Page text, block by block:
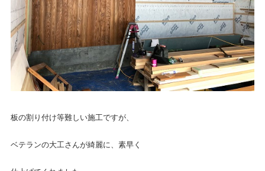
板の割り付け等難しい施工ですが、
ベテランの大工さんが綺麗に、素早く